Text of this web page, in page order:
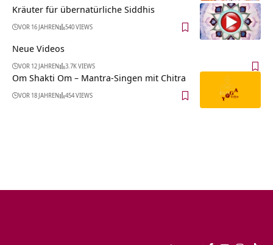
Kräuter für übernatürliche Siddhis
VOR 16 JAHREN 540 VIEWS
Neue Videos
VOR 12 JAHREN 3.7K VIEWS
Om Shakti Om – Mantra-Singen mit Chitra
VOR 18 JAHREN 454 VIEWS